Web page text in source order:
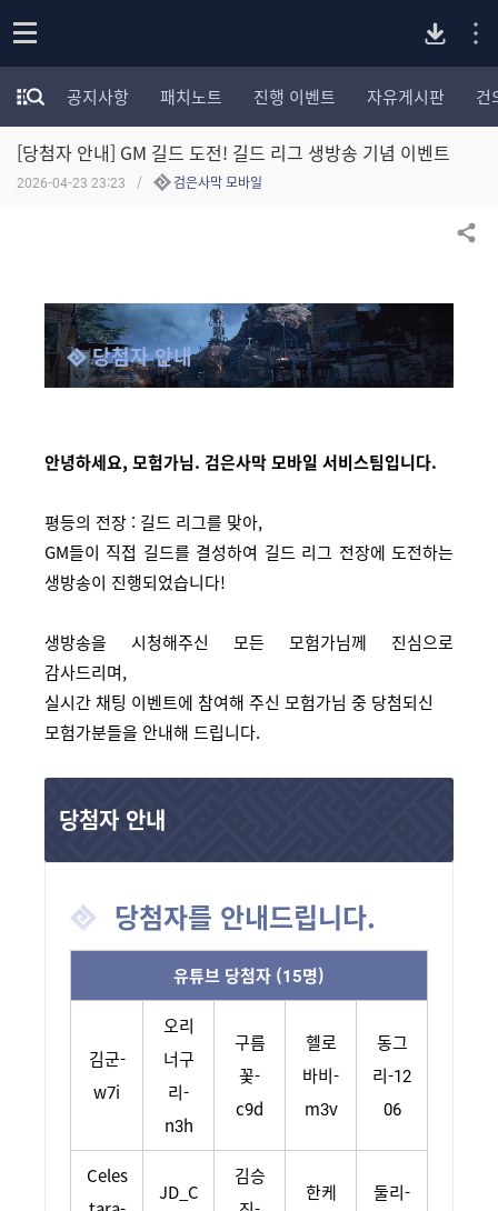
p
e
n
로
모
험
가
포
공지사항 패치노트 진행 이벤트 자유게시판 건
[당첨자 안내] GM 길드 도전! 길드 리그 생방송 기념 이벤트
2026-04-23 23:23 검은사막 모바일
공유하기
당첨자 안내
안녕하세요, 모험가님. 검은사막 모바일 서비스팀입니다.
평등의 전장 : 길드 리그를 맞아,
GM들이 직접 길드를 결성하여 길드 리그 전장에 도전하는
생방송이 진행되었습니다!
생방송을 시청해주신 모든 모험가님께 진심으로
감사드리며,
실시간 채팅 이벤트에 참여해 주신 모험가님 중 당첨되신
모험가분들을 안내해 드립니다.
당첨자 안내
당첨자를 안내드립니다.
유튜브 당첨자 (15명)
김군-
w7i
오리
너구
리-
n3h
구름
꽃-
c9d
헬로
바비-
m3v
동그
리-12
06
Celes
JD_C
김승
한케
둘리-